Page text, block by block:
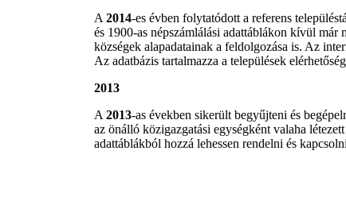
A 2014-es évben folytatódott a referens
és 1900-as népszámlálási adattáblákon kívül már
községek alapadatainak a feldolgozása is. Az
Az adatbázis tartalmazza a települések
2013
A 2013-as években sikerült begyűjteni és
az önálló közigazgatási egységként valaha
adattáblákból hozzá lehessen rendelni és